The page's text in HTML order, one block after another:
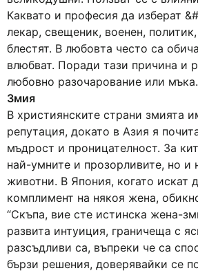
Каквато и професия да изберат
лекар, свещеник, военен,
блестят. В любовта често са
влюбват. Поради тази причина и
любовно разочарование или мъка.
Змия
В християнските страни змията
репутация, докато в Азия я
мъдрост и проницателност. За
най-умните и прозорливите, но и
животни. В Япония, когато искат
комплимент на някоя жена,
“Скъпа, вие сте истинска жена-
развита интуиция, граничеща с
разсъдливи са, въпреки че са
бързи решения, доверявайки се